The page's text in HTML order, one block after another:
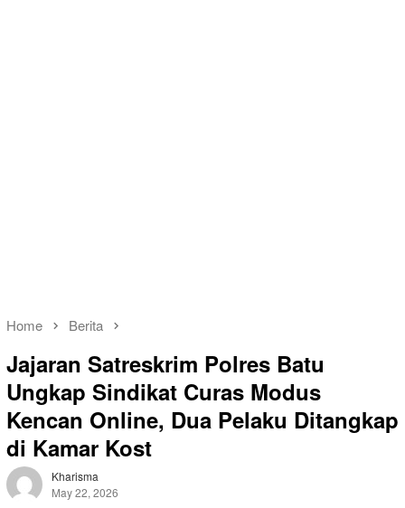
Home Berita
Jajaran Satreskrim Polres Batu
Ungkap Sindikat Curas Modus
Kencan Online, Dua Pelaku Ditangkap
di Kamar Kost
Kharisma
May 22, 2026